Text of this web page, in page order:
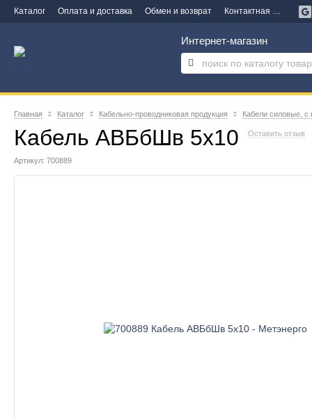
Каталог Оплата и доставка Обмен и возврат Контактная информация
Интернет-магазин
Главная Каталог Кабельно-проводниковая продукция Кабели силовые, с
Кабель АВБбШв 5х10 Оставить отзыв
Артикул: 700889